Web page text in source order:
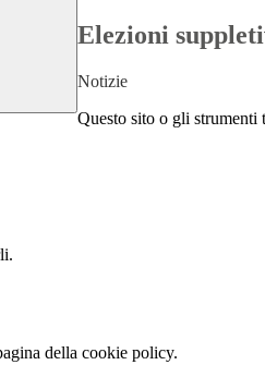
Elezioni
Notizie
Questo sito o gli strumenti
della cookie policy.